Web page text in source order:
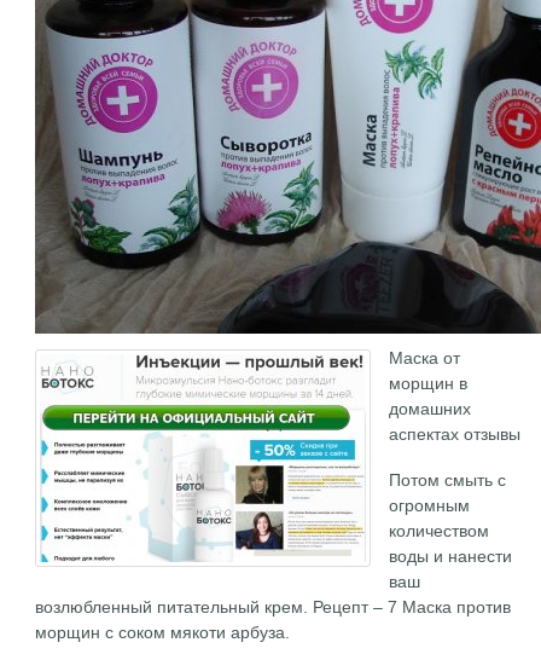
Маска от
морщин в
домашних
аспектах отзывы
Потом смыть с
огромным
количеством
воды и нанести
ваш
возлюбленный питательный крем. Рецепт – 7 Маска против
морщин с соком мякоти арбуза.